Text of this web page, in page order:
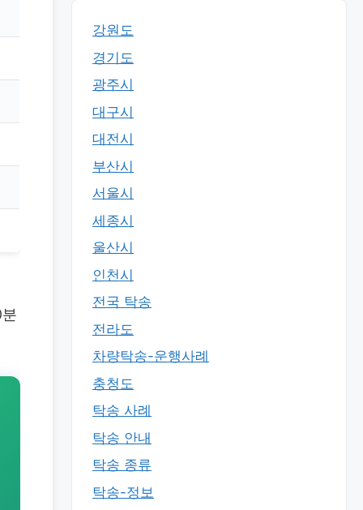
강원도
경기도
광주시
대구시
대전시
부산시
서울시
세종시
울산시
인천시
전국 탁송
전라도
차량탁송-운행사례
충청도
탁송 사례
탁송 안내
탁송 종류
탁송-정보